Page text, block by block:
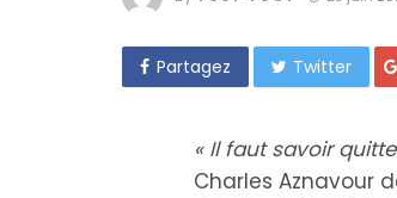
Partagez Twitter
« Il faut savoir
Charles Aznavour